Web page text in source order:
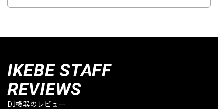
IKEBE STAFF
REVIEWS
DJ機器のレビュー